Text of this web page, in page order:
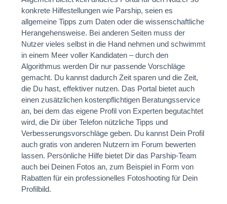
konkrete Hilfestellungen wie Parship, seien es
allgemeine Tipps zum Daten oder die wissenschaftliche
Herangehensweise. Bei anderen Seiten muss der
Nutzer vieles selbst in die Hand nehmen und schwimmt
in einem Meer voller Kandidaten – durch den
Algorithmus werden Dir nur passende Vorschläge
gemacht. Du kannst dadurch Zeit sparen und die Zeit,
die Du hast, effektiver nutzen. Das Portal bietet auch
einen zusätzlichen kostenpflichtigen Beratungsservice
an, bei dem das eigene Profil von Experten begutachtet
wird, die Dir über Telefon nützliche Tipps und
Verbesserungsvorschläge geben. Du kannst Dein Profil
auch gratis von anderen Nutzern im Forum bewerten
lassen. Persönliche Hilfe bietet Dir das Parship-Team
auch bei Deinen Fotos an, zum Beispiel in Form von
Rabatten für ein professionelles Fotoshooting für Dein
Profilbild.